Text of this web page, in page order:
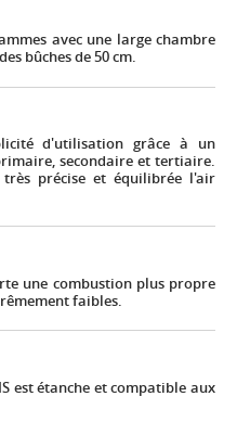
avec une large chambre
bûches de 50 cm.
d'utilisation grâce à un
secondaire et tertiaire.
précise et équilibrée l'air
une combustion plus propre
faibles.
est étanche et compatible aux